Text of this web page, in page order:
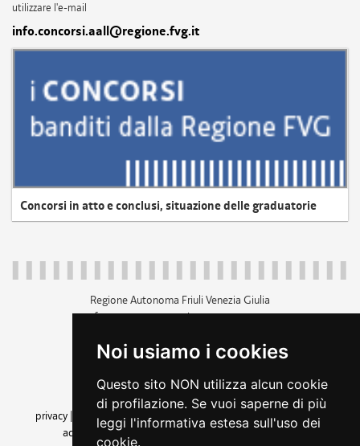
Noi usiamo i cookies
Questo sito NON utilizza alcun cookie
di profilazione. Se vuoi saperne di più
leggi l'informativa estesa sull'uso dei
cookie.
utilizzare l'e-mail
info.concorsi.aall@regione.fvg.it
Concorsi in atto e conclusi, situazione delle graduatorie
Regione Autonoma Friuli Venezia Giulia
c.f. 80014930327; p.iva 00526040324
+39 040 3771111
amministrazione trasparente
privacy
cookie |note legali accessibilità
dichiarazione di
accessibilità| feedback cambio preferenze cookie